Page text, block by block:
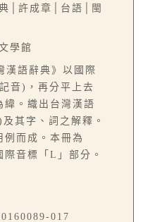
│許成章│台語│閩
學館
漢語辭典》以國際
音)，再分平上去
緯。織出台灣漢語
其字、詞之解釋。
例而成。本冊為
際音標「L」部分。
017